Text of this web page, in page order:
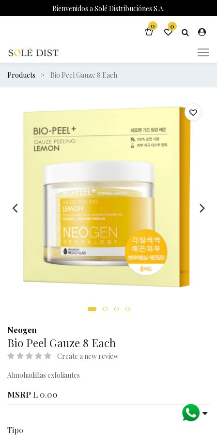
Bienvenidos a Solé Distribuciónes S.A.
0 0
Products Bio Peel Gauze 8 Each
Neogen
Bio Peel Gauze 8 Each
Create a new review
Almohadillas exfoliantes
MSRPL 0.00
Tipo